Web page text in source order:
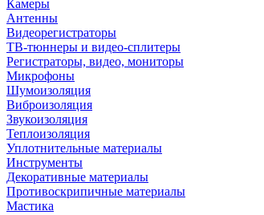
Камеры
Антенны
Видеорегистраторы
ТВ-тюннеры и видео-сплитеры
Регистраторы, видео, мониторы
Микрофоны
Шумоизоляция
Виброизоляция
Звукоизоляция
Теплоизоляция
Уплотнительные материалы
Инструменты
Декоративные материалы
Противоскрипичные материалы
Мастика